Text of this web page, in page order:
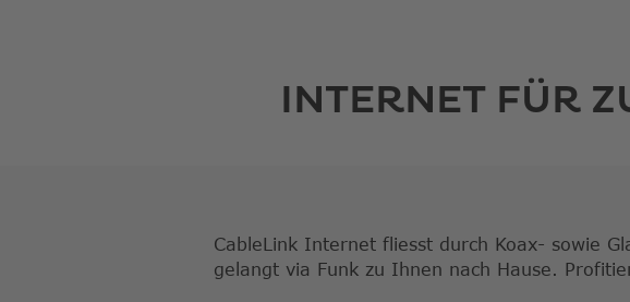
INTERNET FÜR
CableLink Internet fliesst durch Koax- sowie
gelangt via Funk zu Ihnen nach Hause.